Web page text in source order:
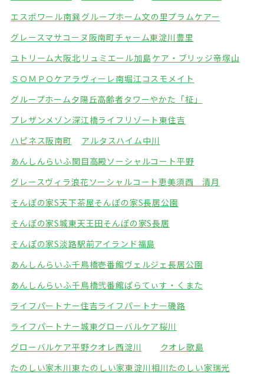
エスポワール南巽グループホーム文の里プラムケアー
グレースマサコーヌ阪南町チャーム東淀川豊里
ユトリーム大阪北 リュミエール加島ケア・ブリッジ帝塚山
ＳＯＭＰＯケアラヴィーレ南堀江コスモメイト
グループホーム夕陽丘高齢者タワーやかた「柾」
プレザンメゾン深江橋ライフリゾート東住吉
ハピネス阪南町
アルタスハイム中川
あんしんらいふ関目高殿ソーシャルコート平野
グレースヴィラ浪花ソーシャルコート恵美須西 清月
そんぽの家S天下茶屋そんぽの家S長居公園
そんぽの家S城東天王田そんぽの家S長居
そんぽの家S淡路駅前アイランド福島
あんしんらいふ千鳥橋壱番館ヴェルジェ長居公園
あんしんらいふ千鳥橋弐番館ぱらてぃす・くまた
ライフパートナー住吉ライフパートナー磯路
ライフパートナー城東グローバルケア桜川
グローバルケア平野クオレ西淀川
クオレ歌島
たのしい家木川東 たのしい家東淀川相川たのしい家瑞光